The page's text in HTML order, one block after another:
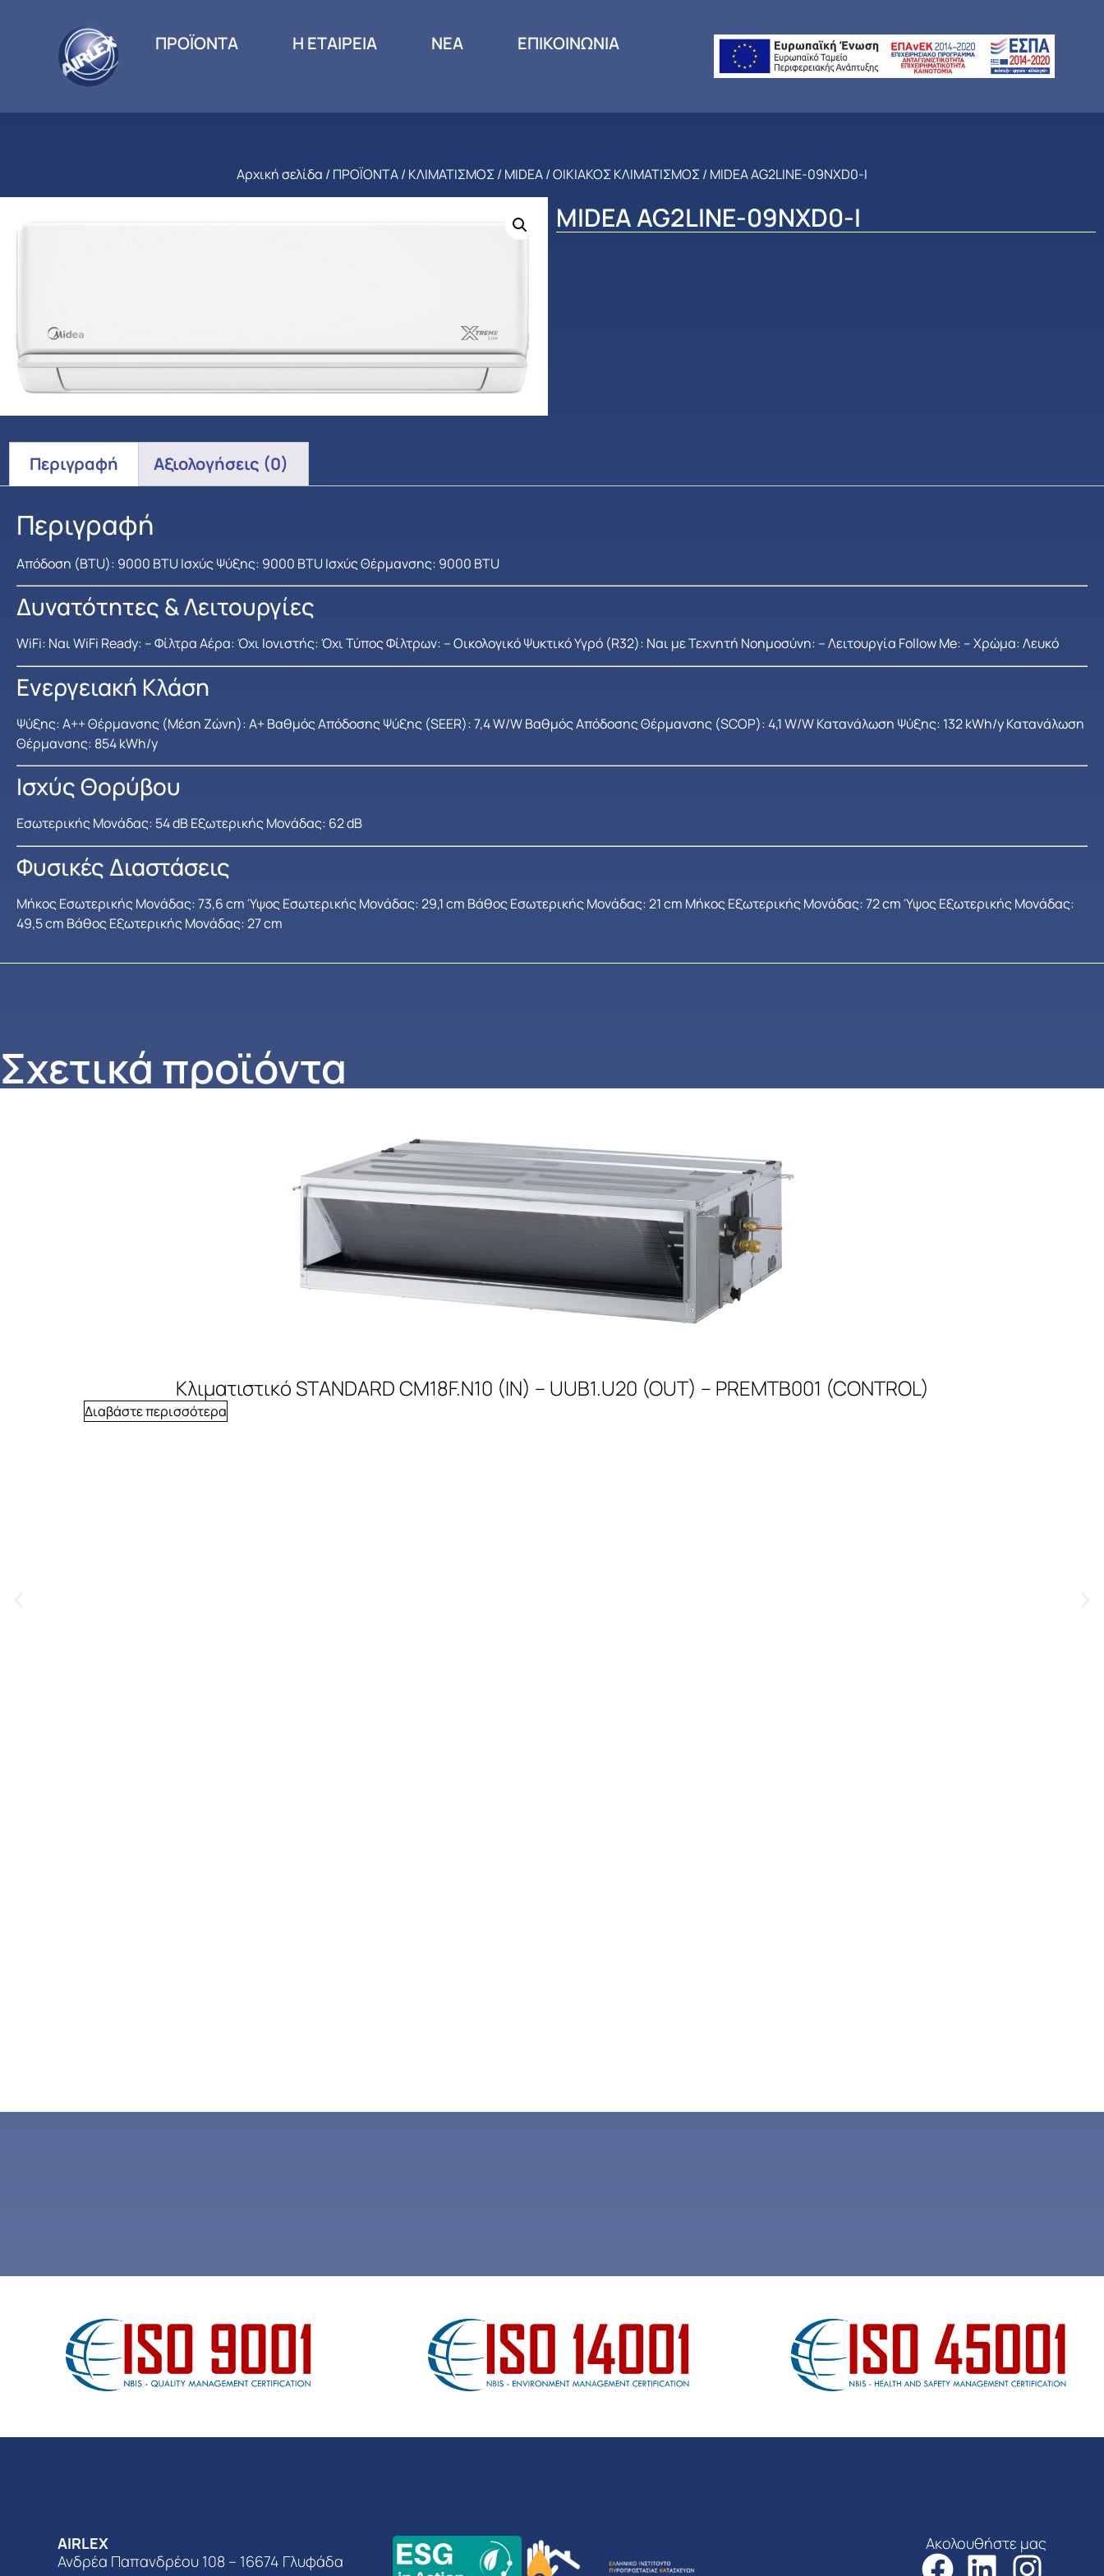
ΠΡΟΪΟΝΤΑ Η ΕΤΑΙΡΕΙΑ ΝΕΑ ΕΠΙΚΟΙΝΩΝΙΑ
Αρχική σελίδα / ΠΡΟΪΟΝΤΑ/ ΚΛΙΜΑΤΙΣΜΟΣ/ MIDEA/ΟΙΚΙΑΚΟΣ ΚΛΙΜΑΤΙΣΜΟΣ/ MIDEA AG2LINE-09NXD0-I
MIDEA AG2LINE-09NXD0-I
Περιγραφή Αξιολογήσεις (0)
Περιγραφή
Απόδοση (BTU): 9000 BTU Ισχύς Ψύξης: 9000 BTU Ισχύς Θέρμανσης: 9000 BTU
Δυνατότητες & Λειτουργίες
WiFi: Ναι WiFi Ready: – Φίλτρα Αέρα: Όχι Ιονιστής: Όχι Τύπος Φίλτρων: – Οικολογικό Ψυκτικό Υγρό (R32): Ναι με Τεχνητή Νοημοσύνη: – Λειτουργία Follow Me: – Χρώμα: Λευκό
Ενεργειακή Κλάση
Ψύξης: A++ Θέρμανσης (Μέση Ζώνη): A+ Βαθμός Απόδοσης Ψύξης (SEER): 7,4 W/W Βαθμός Απόδοσης Θέρμανσης (SCOP): 4,1 W/W Κατανάλωση Ψύξης: 132 kWh/y Κατανάλωση
Θέρμανσης: 854 kWh/y
Ισχύς Θορύβου
Εσωτερικής Μονάδας: 54 dB Εξωτερικής Μονάδας: 62 dB
Φυσικές Διαστάσεις
Μήκος Εσωτερικής Μονάδας: 73,6 cm Ύψος Εσωτερικής Μονάδας: 29,1 cm Βάθος Εσωτερικής Μονάδας: 21 cm Μήκος Εξωτερικής Μονάδας: 72 cm Ύψος Εξωτερικής Μονάδας:
49,5 cm Βάθος Εξωτερικής Μονάδας: 27 cm
Σχετικά προϊόντα
Κλιματιστικό STANDARD CM18F.N10 (IN) – UUB1.U20 (OUT) – PREMTB001 (CONTROL)
Διαβάστε περισσότερα
AIRLEX
Ανδρέα Παπανδρέου 108 – 16674 Γλυφάδα
Ακολουθήστε μας